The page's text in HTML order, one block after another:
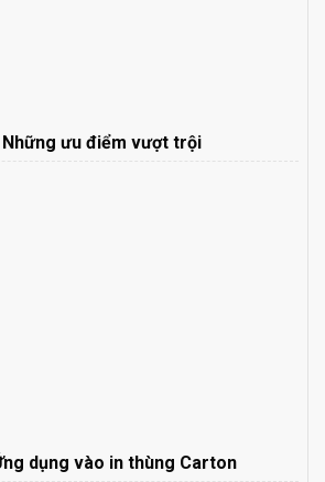
ưu điểm vượt trội
dụng vào in thùng Carton